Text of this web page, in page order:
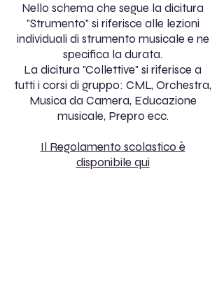
Nello schema che segue la dicitura
"Strumento" si riferisce alle lezioni
individuali di strumento musicale e ne
specifica la durata.
La dicitura "Collettive" si riferisce a
tutti i corsi di gruppo: CML, Orchestra,
Musica da Camera, Educazione
musicale, Prepro ecc.
Il Regolamento scolastico è
disponibile qui